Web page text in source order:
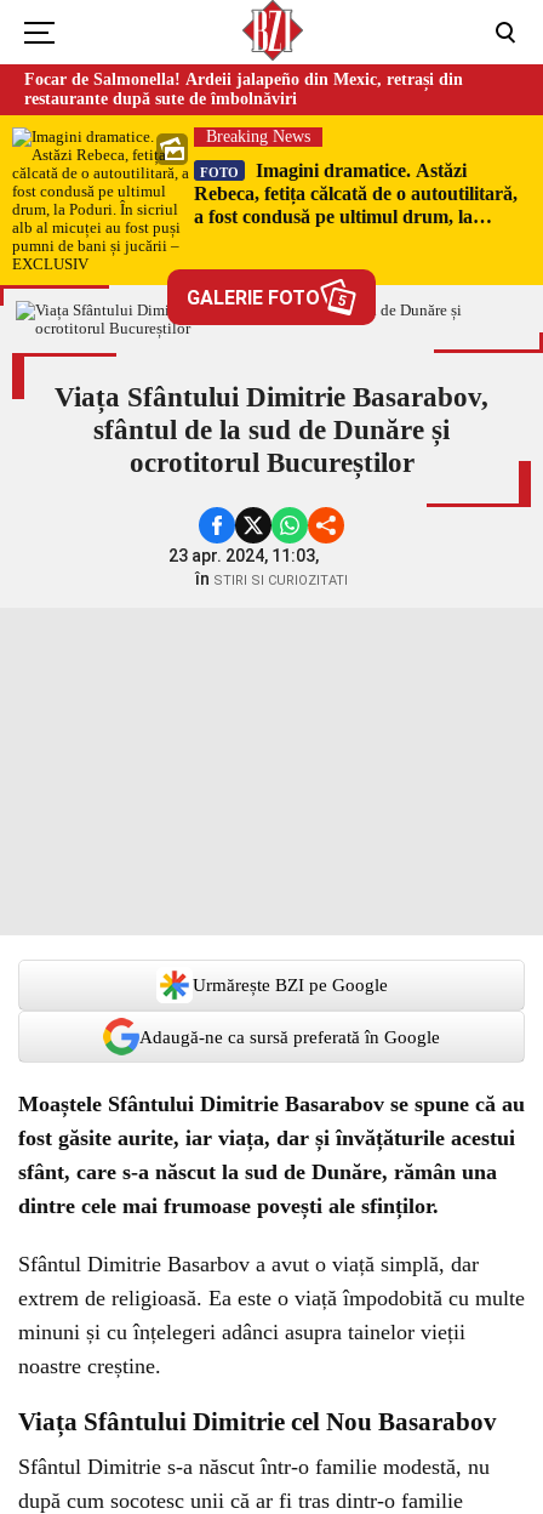
Focar de Salmonella! Ardeii jalapeño din Mexic, retrași din
restaurante după sute de îmbolnăviri
Breaking News
FOTO
Imagini dramatice. Astăzi
Rebeca, fetița călcată de o autoutilitară,
a fost condusă pe ultimul drum, la
EXCLUSIV
GALERIE FOTO 5
Viața Sfântului Dimitrie Basarabov,
sfântul de la sud de Dunăre și
ocrotitorul Bucureștilor
23 apr. 2024, 11:03,
în STIRI SI CURIOZITATI
Urmărește BZI pe Google
Adaugă-ne ca sursă preferată în Google
Moaștele Sfântului Dimitrie Basarabov se spune că au
fost găsite aurite, iar viața, dar și învățăturile acestui
sfânt, care s-a născut la sud de Dunăre, rămân una
dintre cele mai frumoase povești ale sfinților.
Sfântul Dimitrie Basarbov a avut o viață simplă, dar
extrem de religioasă. Ea este o viață împodobită cu multe
minuni și cu înțelegeri adânci asupra tainelor vieții
noastre creștine.
Viața Sfântului Dimitrie cel Nou Basarabov
Sfântul Dimitrie s-a născut într-o familie modestă, nu
după cum socotesc unii că ar fi tras dintr-o familie